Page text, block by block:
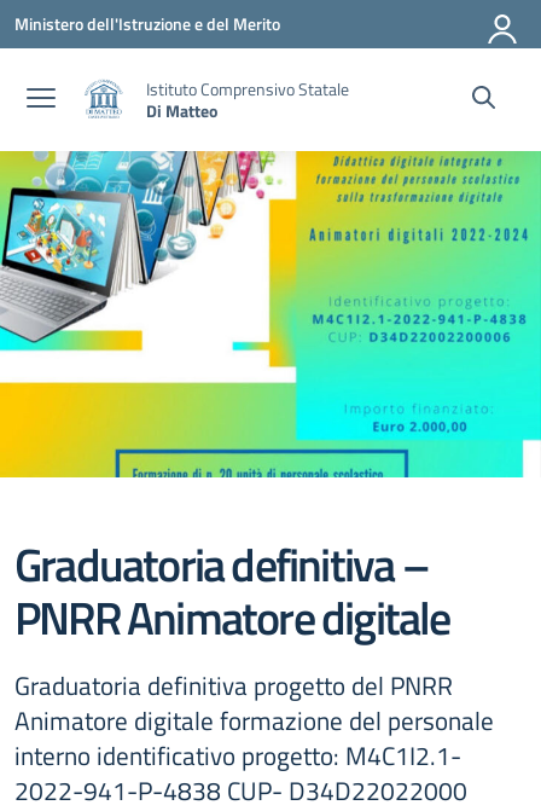
Vai ai contenuti
Vai al menu di navigazione
Vai al footer
Ministero dell'Istruzione e del Merito
Istituto Comprensivo Statale
Di Matteo
Graduatoria definitiva –
PNRR Animatore digitale
Graduatoria definitiva progetto del PNRR
Animatore digitale formazione del personale
interno identificativo progetto: M4C1I2.1-
2022-941-P-4838 CUP- D34D22022000